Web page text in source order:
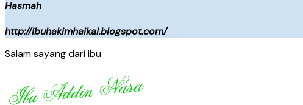
Hasmah
http://ibuhakimhaikal.blogspot.com/
Salam sayang dari ibu